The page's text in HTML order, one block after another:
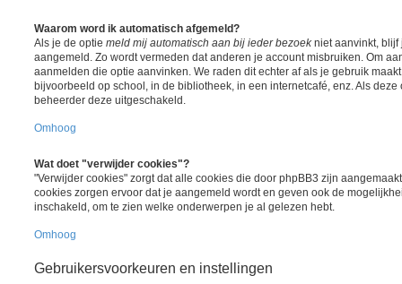
Waarom word ik automatisch afgemeld?
Als je de optie meld mij automatisch aan bij ieder bezoekniet aanvinkt, blijf
aangemeld. Zo wordt vermeden dat anderen je account misbruiken. Om
aanmelden die optie aanvinken. We raden dit echter af als je gebruik
bijvoorbeeld op school, in de bibliotheek, in een internetcafé, enz. Als
beheerder deze uitgeschakeld.
Omhoog
Wat doet "verwijder cookies"?
"Verwijder cookies" zorgt dat alle cookies die door phpBB3 zijn
cookies zorgen ervoor dat je aangemeld wordt en geven ook de
inschakeld, om te zien welke onderwerpen je al gelezen hebt.
Omhoog
Gebruikersvoorkeuren en instellingen